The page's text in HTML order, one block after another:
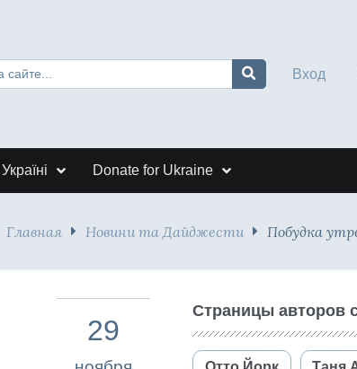
Вход
Donate for Ukraine
Главная Новини та Дайджести Побудка
29
Страницы авторов